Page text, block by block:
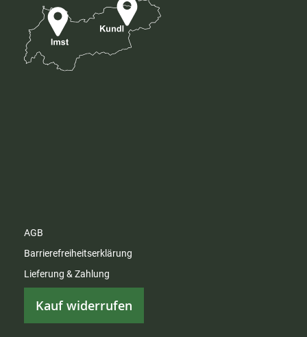
AGB
Barrierefreiheitserklärung
Lieferung & Zahlung
Kauf widerrufen